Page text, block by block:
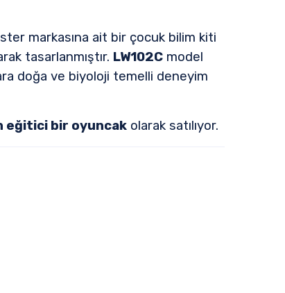
markasına ait bir çocuk bilim kiti
tasarlanmıştır. LW102C model
doğa ve biyoloji temelli deneyim
eğitici bir oyuncak olarak satılıyor.